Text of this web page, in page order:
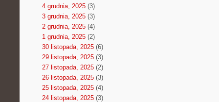
4 grudnia, 2025(3)
3 grudnia, 2025(3)
2 grudnia, 2025(4)
1 grudnia, 2025(2)
30 listopada, 2025(6)
29 listopada, 2025(3)
27 listopada, 2025(2)
26 listopada, 2025(3)
25 listopada, 2025(4)
24 listopada, 2025(3)